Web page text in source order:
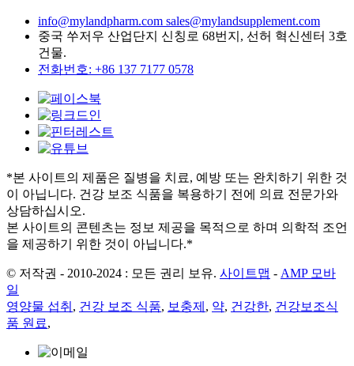
info@mylandpharm.com sales@mylandsupplement.com
중국 쑤저우 산업단지 신칭로 68번지, 선허 혁신센터 3호
건물.
전화번호: +86 137 7177 0578
*본 사이트의 제품은 질병을 치료, 예방 또는 완치하기 위한 것
이 아닙니다. 건강 보조 식품을 복용하기 전에 의료 전문가와
상담하십시오.
본 사이트의 콘텐츠는 정보 제공을 목적으로 하며 의학적 조언
을 제공하기 위한 것이 아닙니다.*
© 저작권 - 2010-2024 : 모든 권리 보유. 사이트맵 - AMP 모바
일
영양물 섭취 , 건강 보조 식품, 보충제 , 약, 건강한, 건강보조식
품 원료,